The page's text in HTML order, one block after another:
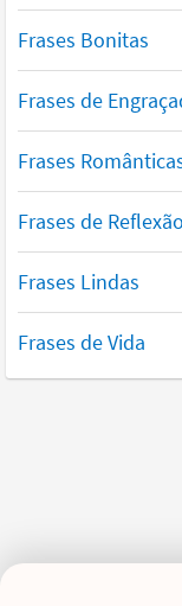
Frases Bonitas
Frases de
Frases
Frases de Reflexão
Frases Lindas
Frases de Vida